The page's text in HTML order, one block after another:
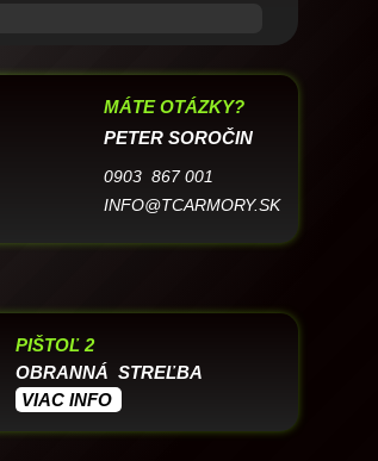
MÁTE OTÁZKY?
PETER SOROČIN
0903 867 001
INFO@TCARMORY.SK
PIŠTOĽ 2
OBRANNÁ STREĽBA
VIAC INFO